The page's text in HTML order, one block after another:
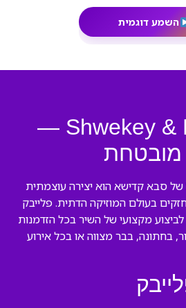
השמע דוגמית
פלייבק Shwekey & Lipa —
מובטחת
השיר Shwekey & Lipa של סבא קדישא הוא יצירה עוצמתית
בעולם המוזיקה הדתית. פלייבק
מקצועי של השיר בכל הזדמנות
בחתונה, בבר מצווה או בכל אירוע